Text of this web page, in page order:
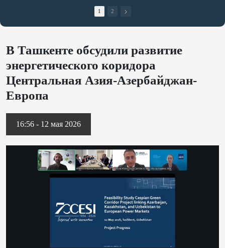
1 2
В Ташкенте обсудили развитие
энергетического коридора
Центральная Азия-Азербайджан-
Европа
16:56 - 12 мая 2026